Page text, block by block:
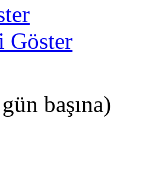
Göster
başına)